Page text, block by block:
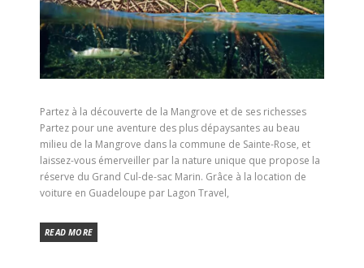
Partez à la découverte de la Mangrove et de ses richesses
Partez pour une aventure des plus dépaysantes au beau
milieu de la Mangrove dans la commune de Sainte-Rose, et
laissez-vous émerveiller par la nature unique que propose la
réserve du Grand Cul-de-sac Marin. Grâce à la location de
voiture en Guadeloupe par Lagon Travel,
READ MORE